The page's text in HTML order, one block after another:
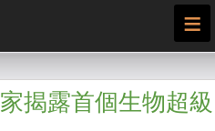
≡
揭露首個生物超